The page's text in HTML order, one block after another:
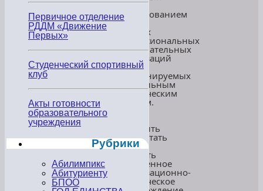
с
формированием
сети
базовых
профессиональных
образовательных
организаций
(БПОО),
координируемых
федеральным
методическим
центром.
позволить
разработать
и
внедрить
современное
организационно-
методическое
Первичное отделение
РДДМ «Движение
Первых»
Студенческий спортивный
клуб
Акты готовности
образовательного
учреждения
Рубрики
Абилимпикс
Абитуриенту
БПОО